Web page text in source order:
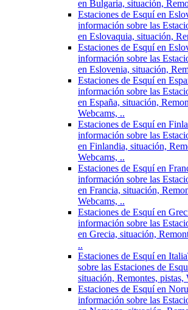
en Bulgaria, situación,
Estaciones de Esquí en
información sobre las
en Eslovaquia, situación,
Estaciones de Esquí en
información sobre las
en Eslovenia, situación,
Estaciones de Esquí en
información sobre las
en España, situación,
Webcams, ..
Estaciones de Esquí en
información sobre las
en Finlandia, situación,
Webcams, ..
Estaciones de Esquí en
información sobre las
en Francia, situación,
Webcams, ..
Estaciones de Esquí en
información sobre las
en Grecia, situación,
..
Estaciones de Esquí en Italia
sobre las Estaciones de
situación, Remontes, pistas,
Estaciones de Esquí en
información sobre las